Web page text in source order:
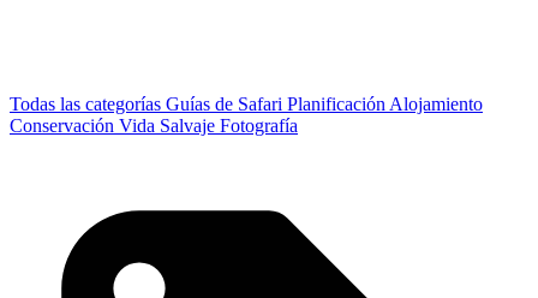
Todas las categorías Guías de Safari Planificación Alojamiento
Conservación Vida Salvaje Fotografía